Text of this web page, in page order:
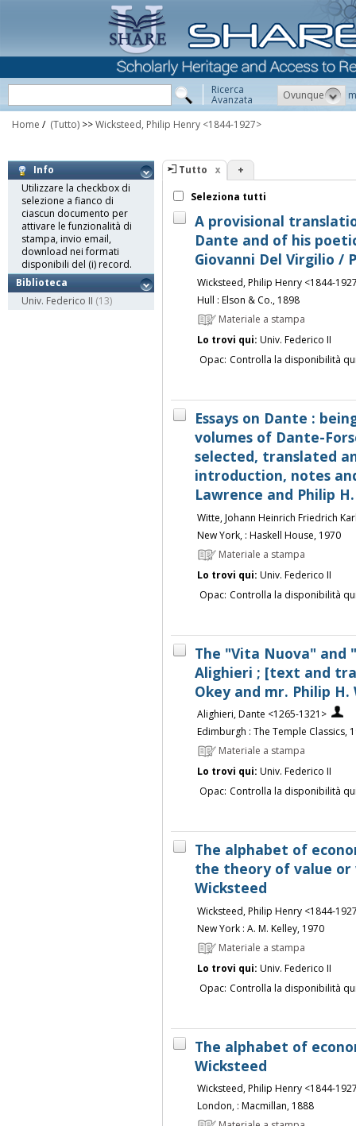
Ricerca
Avanzata Ovunque
Home / (Tutto) >>Wicksteed, Philip Henry <1844-1927>
Info
Utilizzare la checkbox di
selezione a fianco di
ciascun documento per
attivare le funzionalità di
stampa, invio email,
download nei formati
disponibili del (i) record.
Biblioteca
Univ. Federico II (13)
Tutto +
Seleziona tutti
A provisional
Dante and of his
Giovanni Del Virgilio /
Wicksteed, Philip Henry <1844-
Hull : Elson & Co., 1898
Materiale a stampa
Lo trovi qui: Univ. Federico II
Opac: Controlla la disponibilità
Essays on Dante :
volumes of Dante-
selected, translated
introduction, notes
Lawrence and Philip
Witte, Johann Heinrich Friedrich
New York, : Haskell House, 1970
Materiale a stampa
Lo trovi qui: Univ. Federico II
Opac: Controlla la disponibilità
The "Vita Nuova" and
Alighieri ; [text and
Okey and mr. Philip
Alighieri, Dante <1265-1321>
Edimburgh : The Temple Classics,
Materiale a stampa
Lo trovi qui: Univ. Federico II
Opac: Controlla la disponibilità
The alphabet of
the theory of value or
Wicksteed
Wicksteed, Philip Henry <1844-
New York : A. M. Kelley, 1970
Materiale a stampa
Lo trovi qui: Univ. Federico II
Opac: Controlla la disponibilità
The alphabet of
Wicksteed
Wicksteed, Philip Henry <1844-
London, : Macmillan, 1888